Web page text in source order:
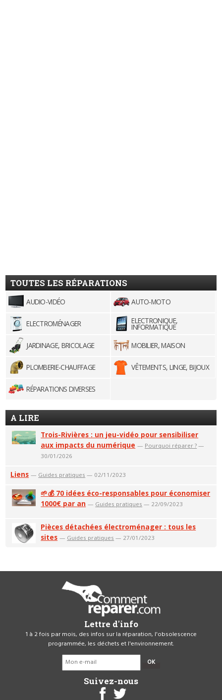
TOUTES LES RÉPARATIONS
AUDIO-VIDÉO AUTO-MOTO
ELECTROMÉNAGER ELECTRONIQUE,
INFORMATIQUE
JARDINAGE, BRICOLAGE
MOBILIER, MAISON
PLOMBERIE-CHAUFFAGE VÊTEMENTS, LINGE, BIJOUX
RÉPARATIONS DIVERSES
A LIRE
Trois-Rivières : un jeu-vidéo pour sensibiliser
aux impacts du numérique — Pourquoi réparer ? —
30/01/2026
Liens — Guides pratiques — 02/11/2023
🌱💰 70 idées éco-responsables pour économiser
1000€ par an — Guides pratiques — 22/09/2023
Pièces détachées électroménager : tous les
sites — Guides pratiques — 27/01/2023
Lettre d'info
1 à 2 fois par mois, des infos sur la réparation, l'obsolescence
programmée, les déchets et l'environnement.
OK
Suivez-nous